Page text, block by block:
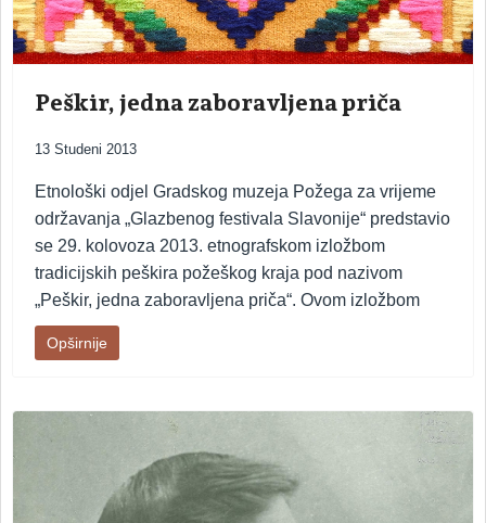
Peškir, jedna zaboravljena priča
13 Studeni 2013
Etnološki odjel Gradskog muzeja Požega za vrijeme
održavanja „Glazbenog festivala Slavonije“ predstavio
se 29. kolovoza 2013. etnografskom izložbom
tradicijskih peškira požeškog kraja pod nazivom
„Peškir, jedna zaboravljena priča“. Ovom izložbom
Opširnije